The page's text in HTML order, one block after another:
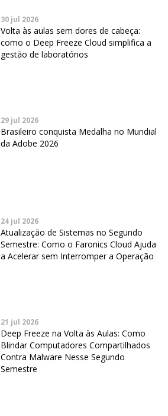
30 jul 2026
Volta às aulas sem dores de cabeça:
como o Deep Freeze Cloud simplifica a
gestão de laboratórios
29 jul 2026
Brasileiro conquista Medalha no Mundial
da Adobe 2026
24 jul 2026
Atualização de Sistemas no Segundo
Semestre: Como o Faronics Cloud Ajuda
a Acelerar sem Interromper a Operação
21 jul 2026
Deep Freeze na Volta às Aulas: Como
Blindar Computadores Compartilhados
Contra Malware Nesse Segundo
Semestre